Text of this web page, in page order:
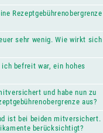
Rezeptgebührenobergrenze
sehr wenig. Wie wirkt sich
befreit war, ein hohes
und habe nun zu
aus?
ist bei beiden mitversichert.
berücksichtigt?